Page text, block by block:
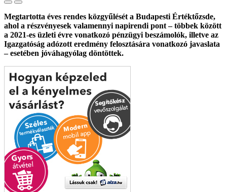
Megtartotta éves rendes közgyűlését a Budapesti Értéktőzsde,
ahol a részvényesek valamennyi napirendi pont – többek között
a 2021-es üzleti évre vonatkozó pénzügyi beszámolók, illetve az
Igazgatóság adózott eredmény felosztására vonatkozó javaslata
– esetében jóváhagyólag döntöttek.